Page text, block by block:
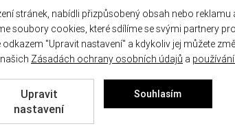
stránek, nabídli přizpůsobený obsah nebo
soubory cookies, které sdílíme se svými partnery
"Upravit nastavení" a kdykoliv jej můžete
Zásadách ochrany osobních údajů a
Upravit
nastavení
Souhlasím